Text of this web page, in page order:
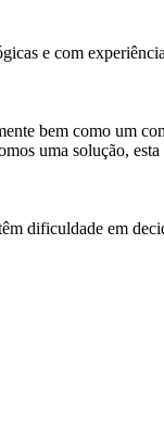
e com
bem como um
uma solução,
dificuldade em